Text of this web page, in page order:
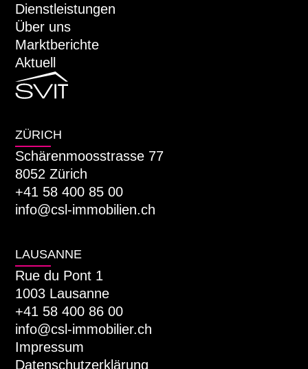
Dienstleistungen
Über uns
Marktberichte
Aktuell
ZÜRICH
Schärenmoosstrasse 77
8052 Zürich
+41 58 400 85 00
info@csl-immobilien.ch
LAUSANNE
Rue du Pont 1
1003 Lausanne
+41 58 400 86 00
info@csl-immobilier.ch
Impressum
Datenschutzerklärung